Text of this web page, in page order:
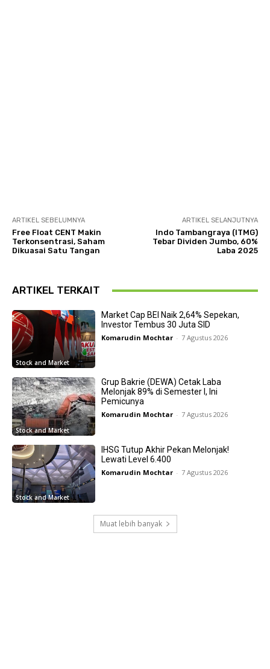
ARTIKEL SEBELUMNYA
Free Float CENT Makin
Terkonsentrasi, Saham
Dikuasai Satu Tangan
ARTIKEL SELANJUTNYA
Indo Tambangraya (ITMG)
Tebar Dividen Jumbo, 60%
Laba 2025
ARTIKEL TERKAIT
Stock and Market
Market Cap BEI Naik 2,64% Sepekan,
Investor Tembus 30 Juta SID
Komarudin Mochtar - 7 Agustus 2026
Stock and Market
Grup Bakrie (DEWA) Cetak Laba
Melonjak 89% di Semester I, Ini
Pemicunya
Komarudin Mochtar - 7 Agustus 2026
Stock and Market
IHSG Tutup Akhir Pekan Melonjak!
Lewati Level 6.400
Komarudin Mochtar - 7 Agustus 2026
Muat lebih banyak